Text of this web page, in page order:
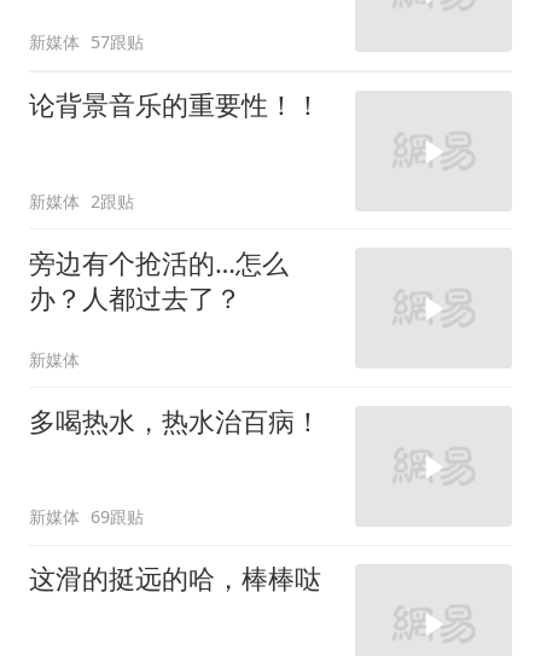
新媒体 57跟贴
论背景音乐的重要性！！
新媒体 2跟贴
旁边有个抢活的…怎么
办？人都过去了？
新媒体
多喝热水，热水治百病！
新媒体 69跟贴
这滑的挺远的哈，棒棒哒